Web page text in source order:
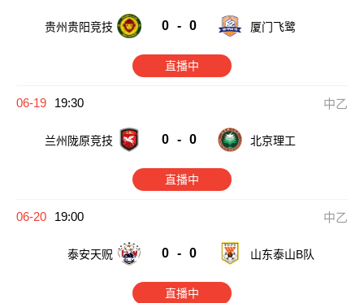
贵州贵阳竞技 0 - 0 厦门飞鹭
直播中
06-19 19:30 中乙
兰州陇原竞技 0 - 0 北京理工
直播中
06-20 19:00 中乙
泰安天贶 0 - 0 山东泰山B队
直播中